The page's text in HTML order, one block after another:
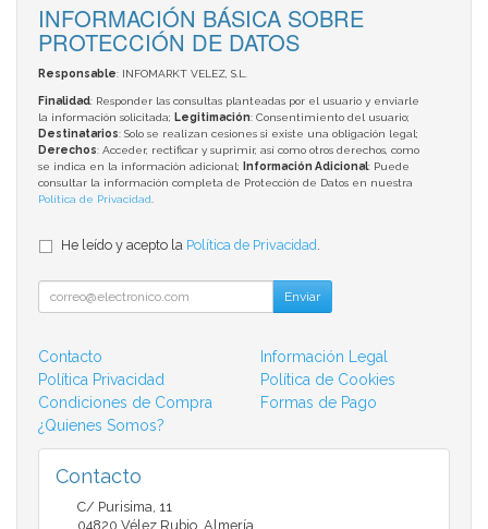
INFORMACIÓN BÁSICA SOBRE
PROTECCIÓN DE DATOS
Responsable: INFOMARKT VELEZ, S.L.
Finalidad: Responder las consultas planteadas por el usuario y enviarle
la información solicitada; Legitimación: Consentimiento del usuario;
Destinatarios: Solo se realizan cesiones si existe una obligación legal;
Derechos: Acceder, rectificar y suprimir, así como otros derechos, como
se indica en la información adicional;
Información Adicional: Puede
consultar la información completa de Protección de Datos en nuestra
Política de Privacidad
He leído y acepto la Política de Privacidad
Enviar
Contacto
Información Legal
Política Privacidad
Política de Cookies
Condiciones de Compra
Formas de Pago
¿Quienes Somos?
Contacto
C/ Purisima, 11
04820 Vélez Rubio Almería